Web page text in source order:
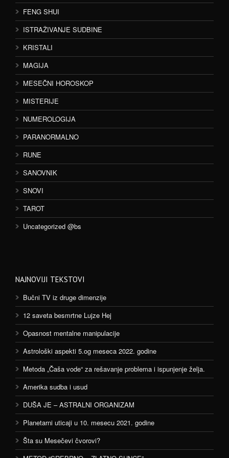
FENG SHUI
ISTRAŽIVANJE SUDBINE
KRISTALI
MAGIJA
MESEČNI HOROSKOP
MISTERIJE
NUMEROLOGIJA
PARANORMALNO
RUNE
SANOVNIK
SNOVI
TAROT
Uncategorized @bs
NAJNOVIJI TEKSTOVI
Bučni TV iz druge dimenzije
12 saveta besmrtne Lujze Hej
Opasnost mentalne manipulacije
Astrološki aspekti 5.og meseca 2022. godine
Metoda „Čaša vode“ za rešavanje problema i ispunjenje želja.
Amerika sudba i usud
DUŠA JE – ASTRALNI ORGANIZAM
Planetarni uticaji u 10. mesecu 2021. godine
Šta su Mesečevi čvorovi?